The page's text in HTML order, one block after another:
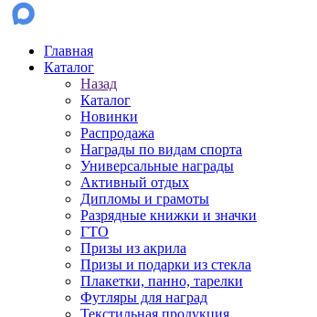
Главная
Каталог
Назад
Каталог
Новинки
Распродажа
Награды по видам спорта
Универсальные награды
Активный отдых
Дипломы и грамоты
Разрядные книжки и значки
ГТО
Призы из акрила
Призы и подарки из стекла
Плакетки, панно, тарелки
Футляры для наград
Текстильная продукция